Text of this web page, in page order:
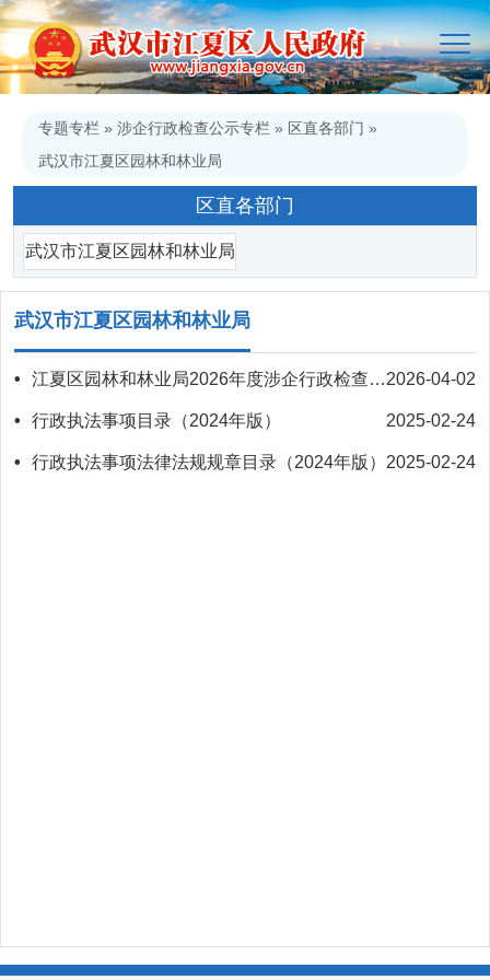
专题专栏 » 涉企行政检查公示专栏 » 区直各部门 »
武汉市江夏区园林和林业局
区直各部门
武汉市江夏区园林和林业局
武汉市江夏区园林和林业局
2026-04-02
• 江夏区园林和林业局2026年度涉企行政检查计划
2025-02-24
• 行政执法事项目录（2024年版）
2025-02-24
• 行政执法事项法律法规规章目录（2024年版）